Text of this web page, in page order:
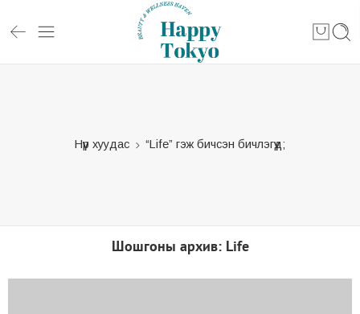
Нүүр хуудас “Life” гэж бичсэн бичлэгүүд;
Шошгоны архив: Life